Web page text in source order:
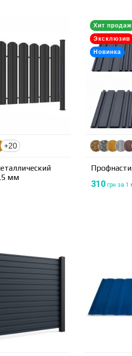
+20
мм
Хит продаж
Эксклюзив
Новинка
310грн за 1